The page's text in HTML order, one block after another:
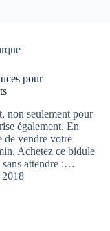
pour
non seulement pour
également. En
de vendre votre
Achetez ce bidule
sans attendre :…